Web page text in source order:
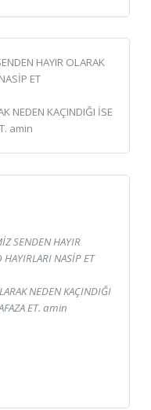
HAYIR OLARAK
ET
NEDEN KAÇINDIĞI İSE
amin
SENDEN HAYIR
HAYIRLARI NASİP ET
NEDEN KAÇINDIĞI
ET. amin